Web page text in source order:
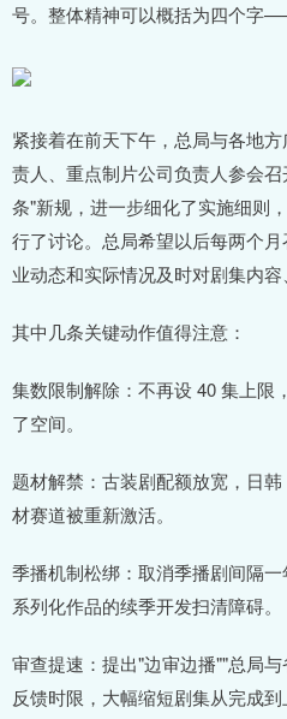
号。整体精神可以概括为四个字
紧接着在前天下午，总局与各地
责人、重点制片公司负责人参会
条"新规，进一步细化了实施细则
行了讨论。总局希望以后每两个
业动态和实际情况及时对剧集内容
其中几条关键动作值得注意：
集数限制解除：不再设 40 集上限
了空间。
题材解禁：古装剧配额放宽，日
材赛道被重新激活。
季播机制松绑：取消季播剧间隔
系列化作品的续季开发扫清障碍。
审查提速：提出"边审边播""总局
反馈时限，大幅缩短剧集从完成到